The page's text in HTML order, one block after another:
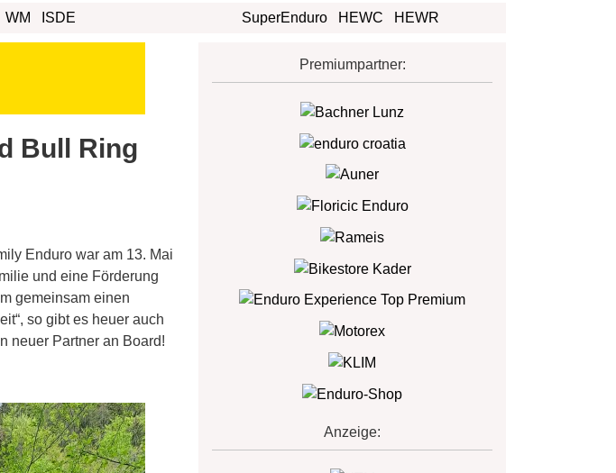
WM ISDE SuperEnduro HEWC HEWR
Bull Ring
Enduro war am 13. Mai
und eine Förderung
gemeinsam einen
so gibt es heuer auch
neuer Partner an Board!
Premiumpartner:
Anzeige: